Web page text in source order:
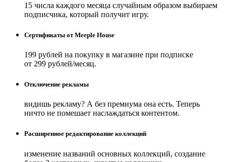
15 числа каждого месяца случайным образом выбираем
подписчика, который получит игру.
Сертификаты от Meeple House
199 рублей на покупку в магазине при подписке
от 299 рублей/месяц.
Отключение рекламы
видишь рекламу? А без премиума она есть. Теперь
ничто не помешает наслаждаться контентом.
Расширенное редактирование коллекций
изменение названий основных коллекций, создание